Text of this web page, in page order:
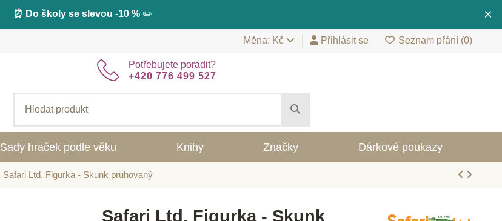
×
⏰ Do školy se slevou -10 % ✏️
Měna: Kč Přihlásit se Seznam přání (0)
Potřebujete poradit?
+420 776 499 527
Sady hraček podle věku Knihy Značky Dárkové poukazy
Safari Ltd. Figurka - Skunk pruhovaný
Safari Ltd. Figurka - Skunk